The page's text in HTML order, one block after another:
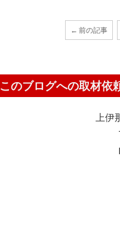
← 前の記事
このブログへの取材依
上